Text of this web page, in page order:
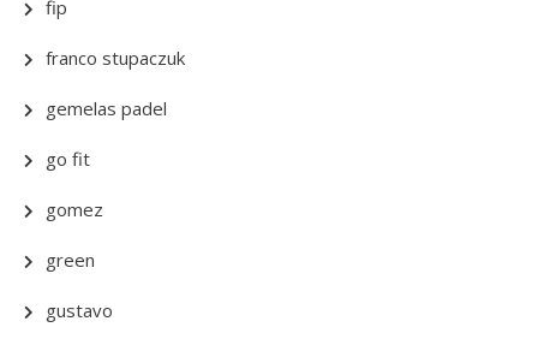
fip
franco stupaczuk
gemelas padel
go fit
gomez
green
gustavo